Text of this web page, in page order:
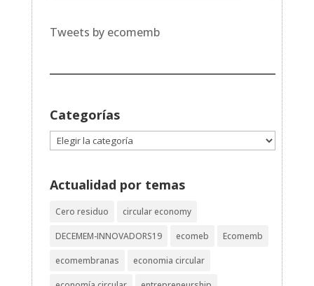
Tweets by ecomemb
Categorías
Categorías
Actualidad por temas
Cero residuo circular economy
DECEMEM-INNOVADORS19 ecomeb Ecomemb
ecomembranas economia circular